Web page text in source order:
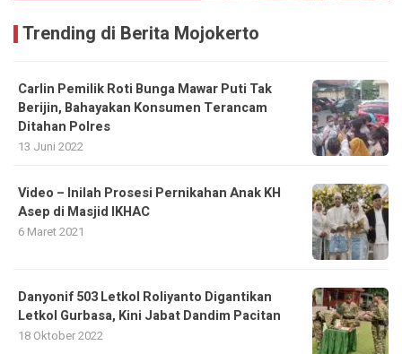
Trending di Berita Mojokerto
Carlin Pemilik Roti Bunga Mawar Puti Tak
Berijin, Bahayakan Konsumen Terancam
Ditahan Polres
13 Juni 2022
Video – Inilah Prosesi Pernikahan Anak KH
Asep di Masjid IKHAC
6 Maret 2021
Danyonif 503 Letkol Roliyanto Digantikan
Letkol Gurbasa, Kini Jabat Dandim Pacitan
18 Oktober 2022